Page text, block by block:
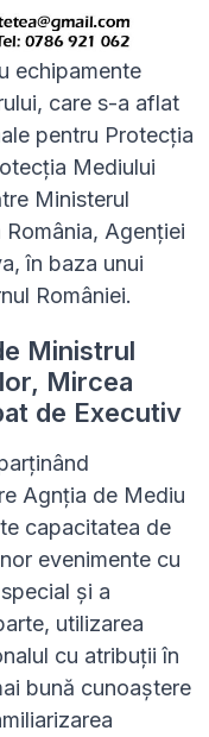
echipamente
care s-a aflat
pentru Protecția
Mediului
Ministerul
Agenției
în baza unui
României.
Ministrul
Mircea
de Executiv
Agnția de Mediu
capacitatea de
evenimente cu
și a
utilizarea
cu atribuții în
bună cunoaștere